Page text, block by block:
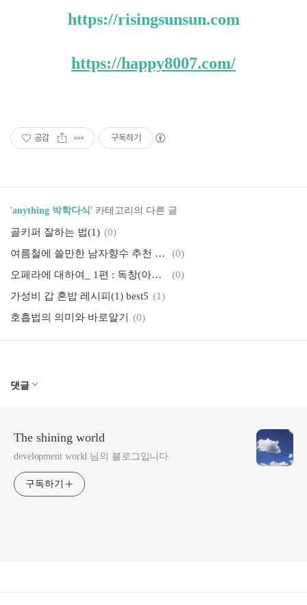
https://risingsunsun.com
https://happy8007.com/
공감 구독하기
'anything 박학다식' 카테고리의 다른 글
골키퍼 잘하는 법(1) (0)
여름철에 쓸만한 남자향수 추천 best 5
(0)
오페라에 대하여_ 1편 : 독창(아리아)
(0)
가성비 갑 혼밥 레시피(1) best5 (1)
호흡법의 의미와 바로알기
(0)
댓글
The shining world
development world 님의 블로그입니다.
구독하기